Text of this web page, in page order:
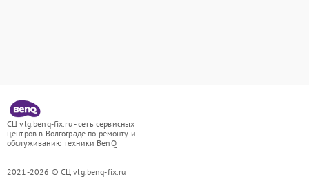
СЦ vlg.benq-fix.ru - сеть сервисных
центров в Волгограде по ремонту и
обслуживанию техники BenQ
2021-2026 © СЦ vlg.benq-fix.ru